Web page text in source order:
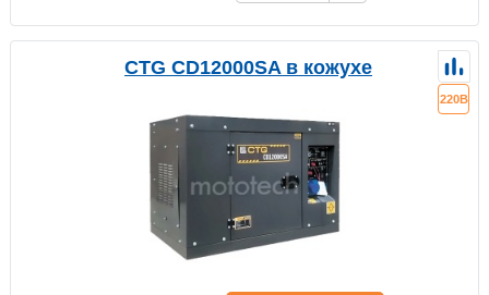
CTG CD12000SA в кожухе
220В